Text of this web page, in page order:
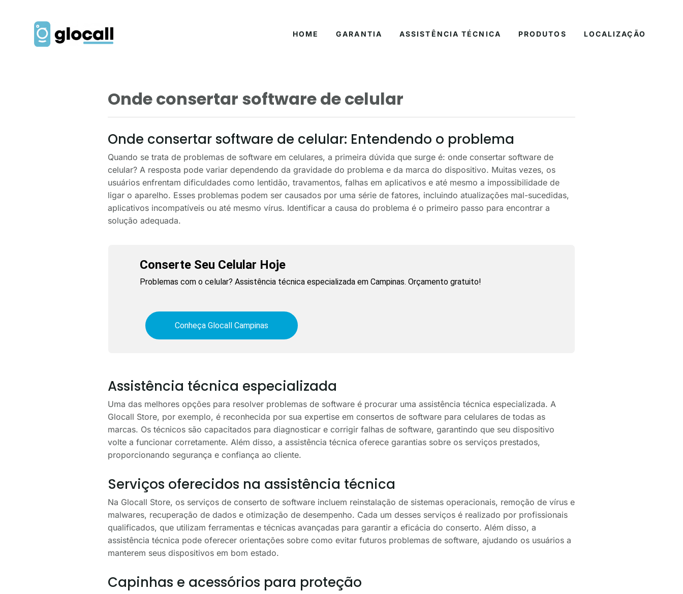
HOME GARANTIA ASSISTÊNCIA TÉCNICA PRODUTOS LOCALIZAÇÃO
Onde consertar software de celular
Onde consertar software de celular: Entendendo o problema
Quando se trata de problemas de software em celulares, a primeira dúvida que surge é: onde consertar software de
celular? A resposta pode variar dependendo da gravidade do problema e da marca do dispositivo. Muitas vezes, os
usuários enfrentam dificuldades como lentidão, travamentos, falhas em aplicativos e até mesmo a impossibilidade de
ligar o aparelho. Esses problemas podem ser causados por uma série de fatores, incluindo atualizações mal-sucedidas,
aplicativos incompatíveis ou até mesmo vírus. Identificar a causa do problema é o primeiro passo para encontrar a
solução adequada.
Conserte Seu Celular Hoje
Problemas com o celular? Assistência técnica especializada em Campinas. Orçamento gratuito!
Conheça Glocall Campinas
Assistência técnica especializada
Uma das melhores opções para resolver problemas de software é procurar uma assistência técnica especializada. A
Glocall Store, por exemplo, é reconhecida por sua expertise em consertos de software para celulares de todas as
marcas. Os técnicos são capacitados para diagnosticar e corrigir falhas de software, garantindo que seu dispositivo
volte a funcionar corretamente. Além disso, a assistência técnica oferece garantias sobre os serviços prestados,
proporcionando segurança e confiança ao cliente.
Serviços oferecidos na assistência técnica
Na Glocall Store, os serviços de conserto de software incluem reinstalação de sistemas operacionais, remoção de vírus e
malwares, recuperação de dados e otimização de desempenho. Cada um desses serviços é realizado por profissionais
qualificados, que utilizam ferramentas e técnicas avançadas para garantir a eficácia do conserto. Além disso, a
assistência técnica pode oferecer orientações sobre como evitar futuros problemas de software, ajudando os usuários a
manterem seus dispositivos em bom estado.
Capinhas e acessórios para proteção